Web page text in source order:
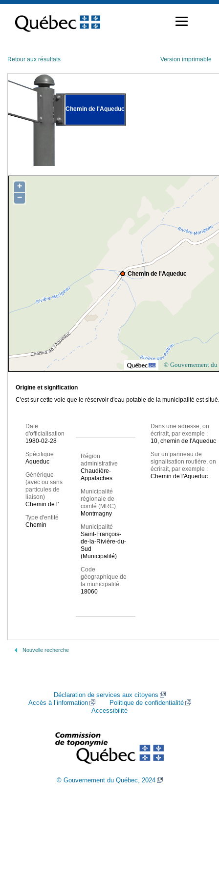
contenu
Retour aux résultats Version imprimable
Chemin de l'Aqueduc
Chemin de l'Aqueduc
+
−
© Gouvernement du
Origine et signification
C'est sur cette voie que le réservoir d'eau potable de la municipalité est situé.
Date
d'officialisation
1980-02-28
Spécifique
Aqueduc
Générique
(avec ou sans
particules de
liaison)
Chemin de l'
Type d'entité
Chemin
Région
administrative
Chaudière-
Appalaches
Municipalité
régionale de
comté (MRC)
Montmagny
Municipalité
Saint-François-
de-la-Rivière-du-
Sud
(Municipalité)
Code
géographique de
la municipalité
18060
Dans une adresse, on
écrirait, par exemple :
10, chemin de l'Aqueduc
Sur un panneau de
signalisation routière, on
écrirait, par exemple :
Chemin de l'Aqueduc
Nouvelle recherche
Déclaration de services aux citoyens
Accès à l’information
Politique de confidentialité
Accessibilité
© Gouvernement du Québec, 2024